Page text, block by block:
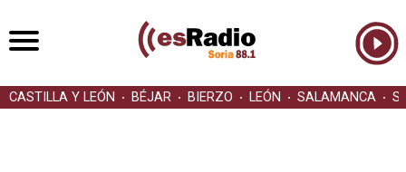
CASTILLA Y LEÓN BÉJAR BIERZO LEÓN SALAMANCA